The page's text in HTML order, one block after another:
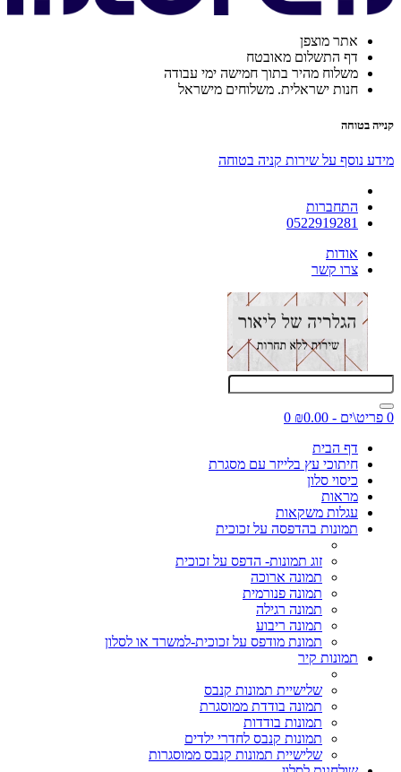
אתר מוצפן
דף התשלום מאובטח
משלוח מהיר בתוך חמישה ימי עבודה
חנות ישראלית. משלוחים מישראל
קנייה בטוחה
מידע נוסף על שירות קניה בטוחה
התחברות
0522919281
אודות
צרו קשר
0 פריט\ים - ₪0.00
0
דף הבית
חיתוכי עץ בלייזר עם מסגרת
כיסוי סלון
מראות
עגלות משקאות
תמונות בהדפסה על זכוכית
זוג תמונות- הדפס על זכוכית
תמונה ארוכה
תמונה פנורמית
תמונה רגילה
תמונה ריבוע
תמונת מודפס על זכוכית-למשרד או לסלון
תמונות קיר
שלישיית תמונות קנבס
תמונה בודדת ממוסגרת
תמונות בודדות
תמונות קנבס לחדרי ילדים
שלישיית תמונות קנבס ממוסגרות